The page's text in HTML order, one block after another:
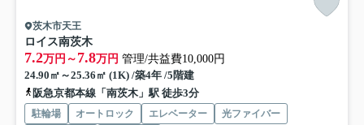
茨木市天王
ロイス南茨木
7.2万円～ 7.8万円 管理/共益費10,000円
24.90㎡～25.36㎡ (1K) /築4年 /5階建
阪急京都本線「南茨木」駅 徒歩3分
駐輪場 オートロック エレベーター
光ファイバー